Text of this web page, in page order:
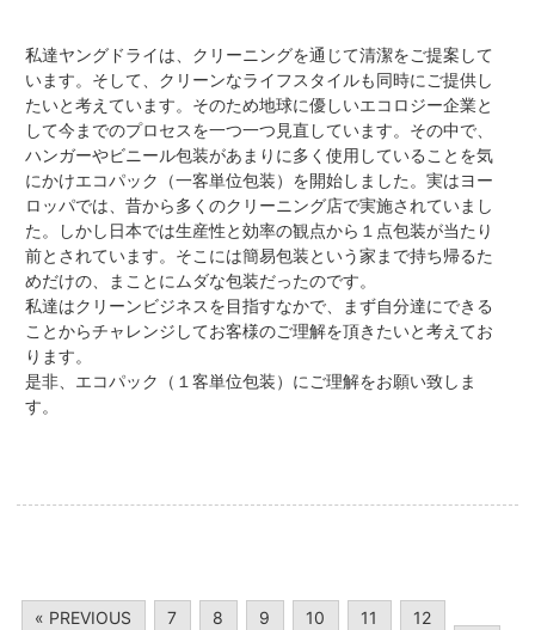
私達ヤングドライは、クリーニングを通じて清潔をご提案して
います。そして、クリーンなライフスタイルも同時にご提供し
たいと考えています。そのため地球に優しいエコロジー企業と
して今までのプロセスを一つ一つ見直しています。その中で、
ハンガーやビニール包装があまりに多く使用していることを気
にかけエコパック（一客単位包装）を開始しました。実はヨー
ロッパでは、昔から多くのクリーニング店で実施されていまし
た。しかし日本では生産性と効率の観点から１点包装が当たり
前とされています。そこには簡易包装という家まで持ち帰るた
めだけの、まことにムダな包装だったのです。
私達はクリーンビジネスを目指すなかで、まず自分達にできる
ことからチャレンジしてお客様のご理解を頂きたいと考えてお
ります。
是非、エコパック（１客単位包装）にご理解をお願い致しま
す。
« PREVIOUS 7 8 9 10 11
12